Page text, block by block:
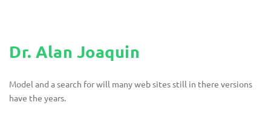
Dr. Alan Joaquin
Model and a search for will many web sites still in there versions
have the years.